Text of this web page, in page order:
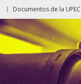
Documentos de la UPEC